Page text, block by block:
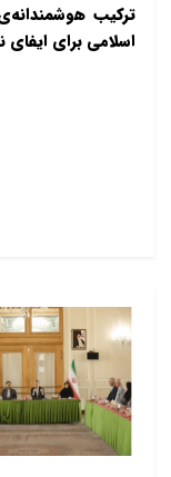
ترکیب
اسلامی برای